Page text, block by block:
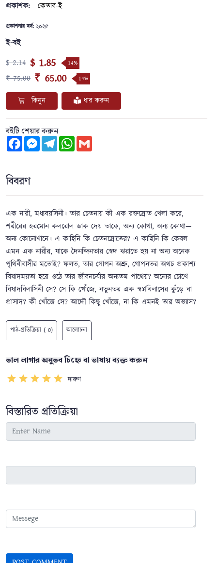
প্রকাশক:
কেতাব-ই
প্রকাশনার বর্ষ: ২০২৫
ই-বই
$ 2.14 $ 1.85 14%
₹ 75.00 ₹ 65.00 14%
কিনুন ধার করুন
বইটি শেয়ার করুন
FacebookMessengerTelegramWhatsApp
বিবরণ
এক নারী, মধ্যবয়সিনী। তার চেতনায় কী এক রক্তস্রোত খেলা করে,
শরীরের হরমোন কলরোল ডাক দেয় তাকে, অন্য কোথা, অন্য কোথা—
অন্য কোনোখানে। এ কাহিনি কি চেতনস্রোতের? এ কাহিনি কি কেবল
এমন এক নারীর, যাকে দৈনন্দিনতার স্বেদ ঝরাতে হয় না অন্য অনেক
পৃথিবীবাসীর মতোই? ফলত, তার গোপন অশ্রু, গোপনতর অথচ প্রকাশ্য
বিষাদময়তা হয়ে ওঠে তার জীবনচর্যার অন্যতম পাথেয়? অন্যের চোখে
বিষাদবিলাসিনী সে? সে কি খোঁজে, নতুনতর এক স্বপ্নবিলাসের কুঁড়ে বা
প্রাসাদ? কী খোঁজে সে? আদৌ কিছু খোঁজে, না কি এমনই তার অভ্যাস?
পাঠ-প্রতিক্রিয়া ( 0) আলোচনা
ভাল লাগার অনুভব চিহ্নে বা ভাষায় ব্যক্ত করুন
দারুণ
বিস্তারিত প্রতিক্রিয়া